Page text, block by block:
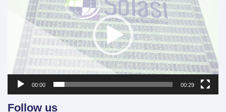
00:00 00:29
Follow us